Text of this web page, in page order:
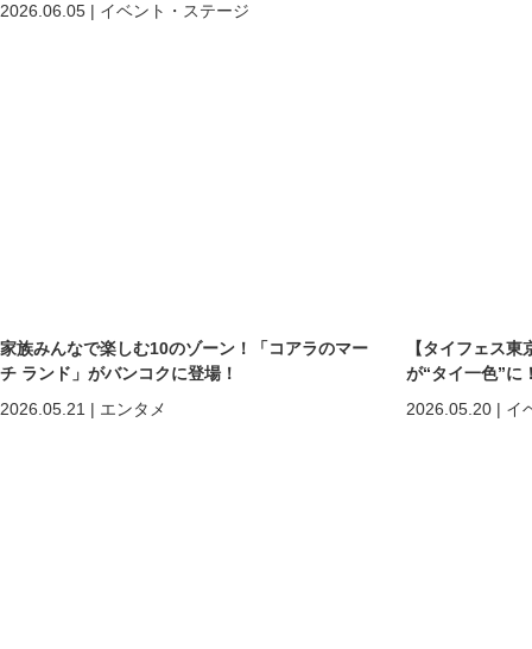
2026.06.05 | イベント・ステージ
家族みんなで楽しむ10のゾーン！「コアラのマー
チ ランド」がバンコクに登場！
2026.05.21 | エンタメ
【タイフェス
が“タイ一色”に
2026.05.20 | イ